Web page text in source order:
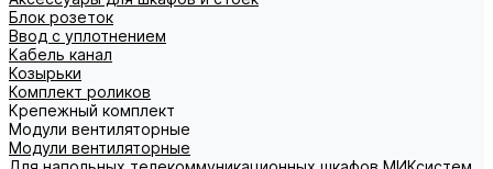
Блок розеток
Ввод с уплотнением
Кабель канал
Козырьки
Комплект роликов
Крепежный комплект
Модули вентиляторные
Модули вентиляторные